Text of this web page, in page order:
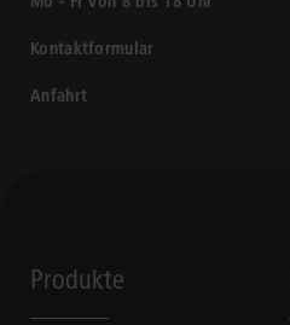
Kontaktformular
Anfahrt
Produkte